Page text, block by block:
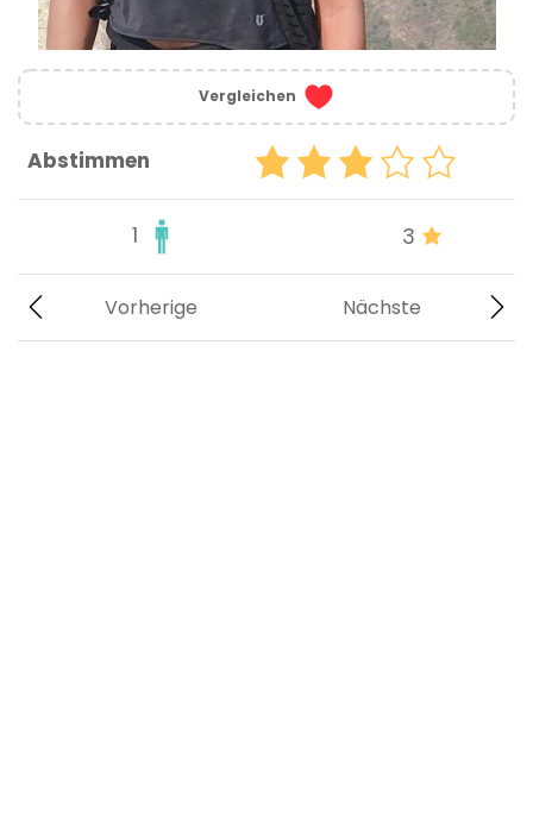
Vergleichen
Abstimmen
1 3
Nächste
Vorherige